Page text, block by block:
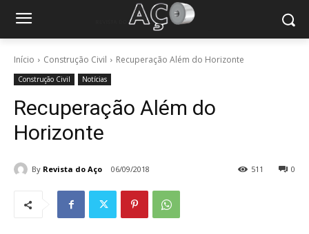
Início Construção Civil Recuperação Além do Horizonte
Construção Civil Notícias
Recuperação Além do
Horizonte
By Revista do Aço 06/09/2018 0
511